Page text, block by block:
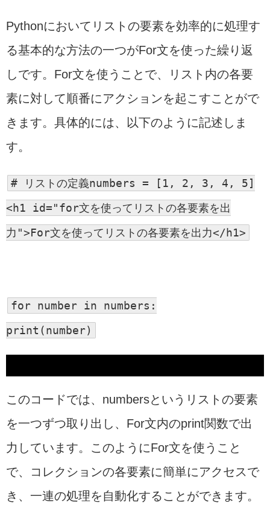
Pythonにおいてリストの要素を効率的に処理す
る基本的な方法の一つがFor文を使った繰り返
しです。For文を使うことで、リスト内の各要
素に対して順番にアクションを起こすことがで
きます。具体的には、以下のように記述しま
す。
#
リストの定義numbers = [1, 2, 3, 4, 5]
<h1 id="for文を使ってリストの各要素を出
力">For文を使ってリストの各要素を出力</h1>
for number in numbers :
print (number)
このコードでは、numbersというリストの要素
を一つずつ取り出し、For文内のprint関数で出
力しています。このようにFor文を使うこと
で、コレクションの各要素に簡単にアクセスで
き、一連の処理を自動化することができます。